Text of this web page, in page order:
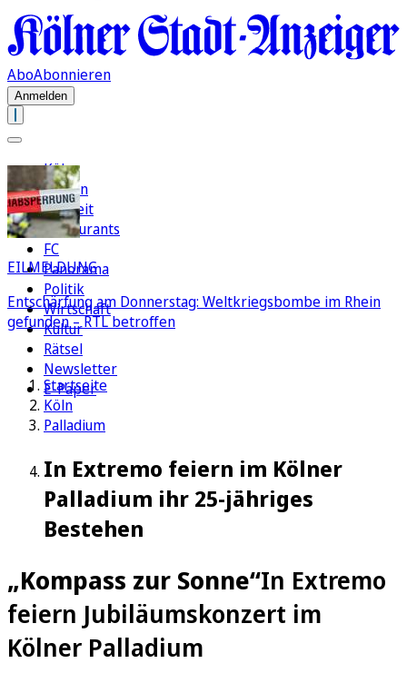
AboAbonnieren
Anmelden
Köln
Region
Freizeit
Restaurants
FC
Panorama
Politik
Wirtschaft
Kultur
Rätsel
Newsletter
E-Paper
EILMELDUNG
Entschärfung am Donnerstag: Weltkriegsbombe im Rhein
gefunden – RTL betroffen
Startseite
Köln
Palladium
In Extremo feiern im Kölner
Palladium ihr 25-jähriges
Bestehen
„Kompass zur Sonne“In Extremo
feiern Jubiläumskonzert im
Kölner Palladium